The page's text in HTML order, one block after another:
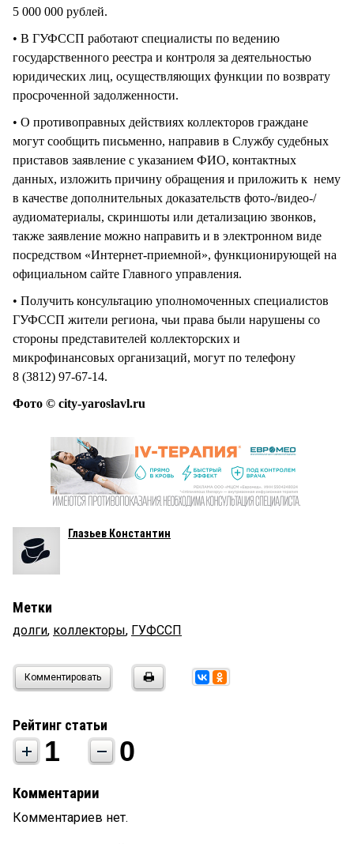
5 000 000 рублей.
• В ГУФССП работают специалисты по ведению
государственного реестра и контроля за деятельностью
юридических лиц, осуществляющих функции по возврату
просроченной задолженности.
• О противоправных действиях коллекторов граждане
могут сообщить письменно, направив в Службу судебных
приставов заявление с указанием ФИО, контактных
данных, изложить причину обращения и приложить к нему
в качестве дополнительных доказательств фото-/видео-/
аудиоматериалы, скриншоты или детализацию звонков,
также заявление можно направить и в электронном виде
посредством «Интернет-приемной», функционирующей на
официальном сайте Главного управления.
• Получить консультацию уполномоченных специалистов
ГУФССП жители региона, чьи права были нарушены со
стороны представителей коллекторских и
микрофинансовых организаций, могут по телефону
8 (3812) 97-67-14.
Фото © city-yaroslavl.ru
Глазьев Константин
Метки
долги, коллекторы, ГУФССП
Комментировать
Рейтинг статьи
1 0
Комментарии
Комментариев нет.